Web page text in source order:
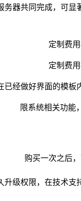
务器共同完成，可
定制费
定制费
已经做好界面的模板
限系统相关功能
购买一次之后
升级权限，在技术